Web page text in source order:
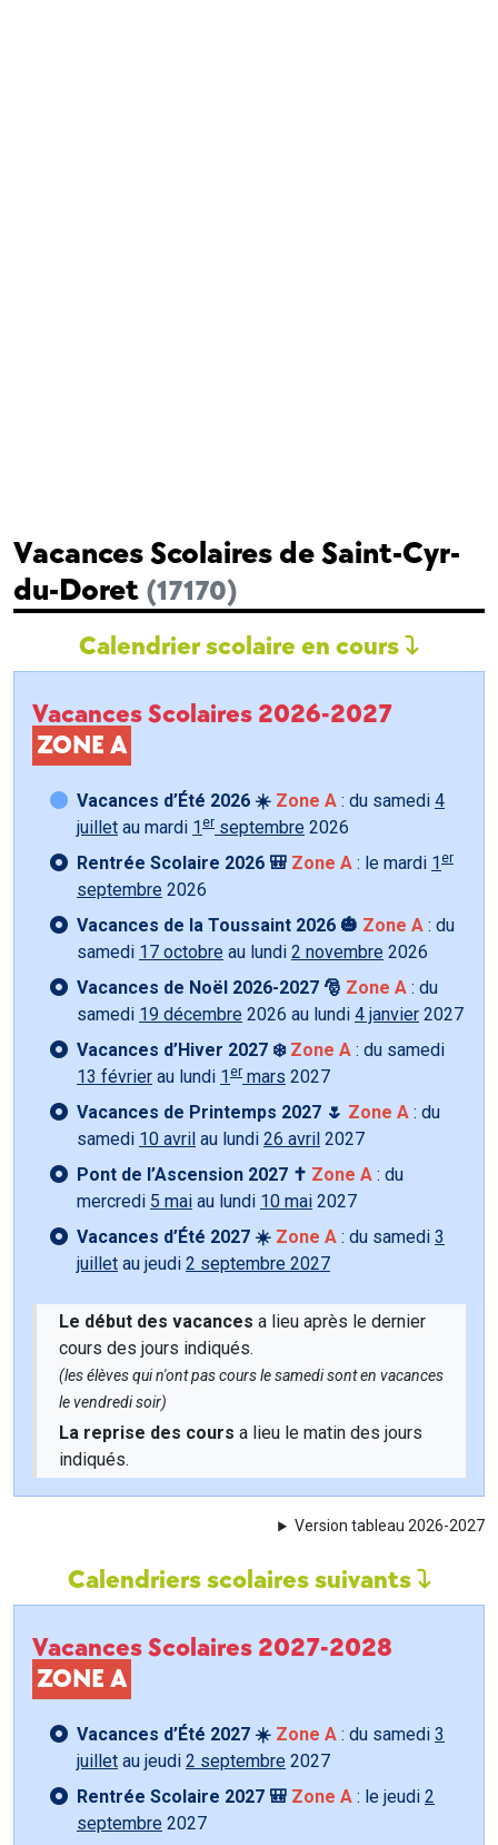
Vacances Scolaires de Saint-Cyr-
du-Doret (17170)
Calendrier scolaire en cours
Vacances Scolaires 2026-2027
ZONE A
Vacances d’Été 2026 ☀️ Zone A : du samedi 4
juillet au mardi 1 er septembre 2026
Rentrée Scolaire 2026 🎒 Zone A : le mardi 1 er
septembre 2026
Vacances de la Toussaint 2026 🎃 Zone A : du
samedi 17 octobre au lundi 2 novembre 2026
Vacances de Noël 2026-2027 🎅 Zone A : du
samedi 19 décembre 2026 au lundi 4 janvier 2027
Vacances d’Hiver 2027 ❄️ Zone A : du samedi
13 février au lundi 1 er mars 2027
Vacances de Printemps 2027 🌷 Zone A : du
samedi 10 avril au lundi 26 avril 2027
Pont de l’Ascension 2027 ✝️ Zone A : du
mercredi 5 mai au lundi 10 mai 2027
Vacances d’Été 2027 ☀️ Zone A : du samedi 3
juillet au jeudi 2 septembre 2027
Le début des vacances a lieu après le dernier
cours des jours indiqués.
(les élèves qui n'ont pas cours le samedi sont en vacances
le vendredi soir)
La reprise des cours a lieu le matin des jours
indiqués.
Version tableau 2026-2027
Calendriers scolaires suivants
Vacances Scolaires 2027-2028
ZONE A
Vacances d’Été 2027 ☀️ Zone A : du samedi 3
juillet au jeudi 2 septembre 2027
Rentrée Scolaire 2027 🎒 Zone A : le jeudi 2
septembre 2027